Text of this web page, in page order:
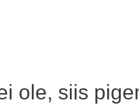
ole, siis